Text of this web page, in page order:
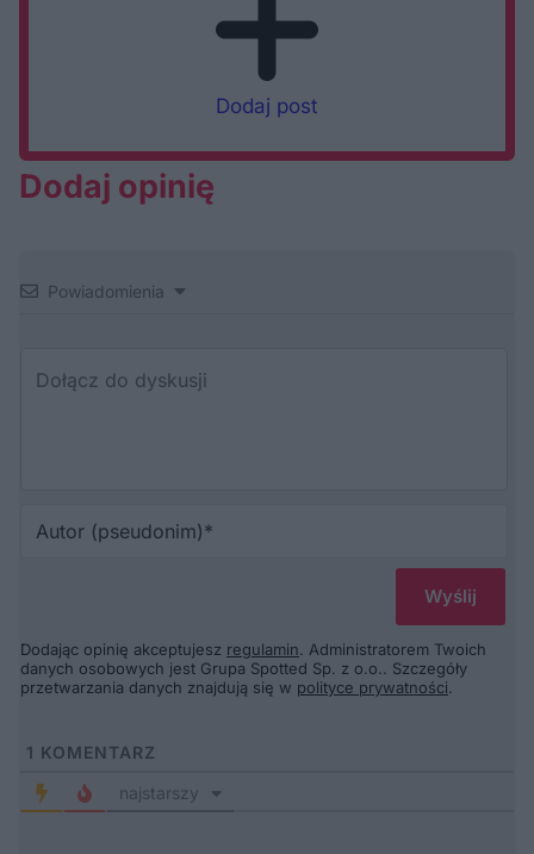
Dodaj post
Dodaj opinię
Powiadomienia
Dodając opinię akceptujesz regulamin. Administratorem Twoich
danych osobowych jest Grupa Spotted Sp. z o.o.. Szczegóły
przetwarzania danych znajdują się w polityce prywatności.
1 KOMENTARZ
najstarszy